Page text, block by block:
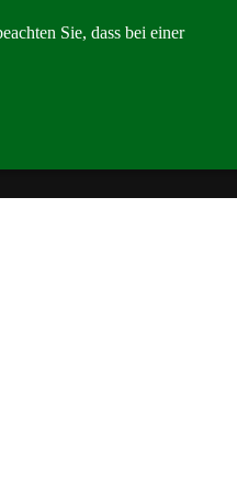
Sie, dass bei einer